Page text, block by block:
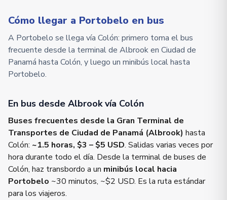
Cómo llegar a Portobelo en bus
A Portobelo se llega vía Colón: primero toma el bus
frecuente desde la terminal de Albrook en Ciudad de
Panamá hasta Colón, y luego un minibús local hasta
Portobelo.
En bus desde Albrook vía Colón
Buses frecuentes desde la Gran Terminal de
Transportes de Ciudad de Panamá (Albrook) hasta
Colón: ~1.5 horas, $3 – $5 USD. Salidas varias veces por
hora durante todo el día. Desde la terminal de buses de
Colón, haz transbordo a un minibús local hacia
Portobelo ~30 minutos, ~$2 USD. Es la ruta estándar
para los viajeros.